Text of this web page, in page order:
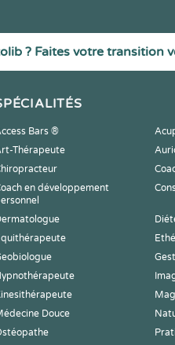
? Faites votre transition
Bars ®
Thérapeute
en développement
Douce